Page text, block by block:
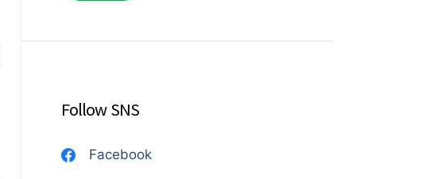
Follow SNS
Facebook